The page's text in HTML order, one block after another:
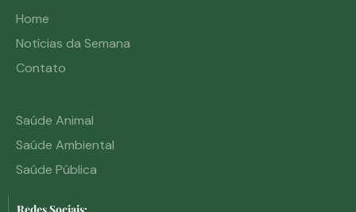
Home
Notícias da Semana
Contato
Saúde Animal
Saúde Ambiental
Saúde Pública
Redes Sociais: